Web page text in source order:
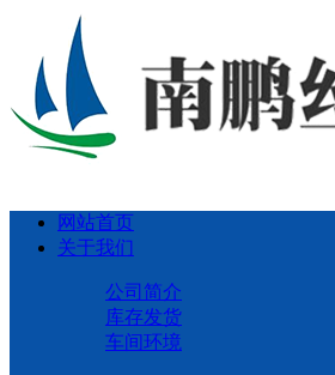
网站首页
关于我们
公司简介
库存发货
车间环境